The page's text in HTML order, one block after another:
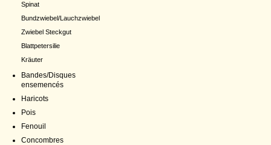
Spinat
Bundzwiebel/Lauchzwiebel
Zwiebel Steckgut
Blattpetersilie
Kräuter
Bandes/Disques
ensemencés
Haricots
Pois
Fenouil
Concombres